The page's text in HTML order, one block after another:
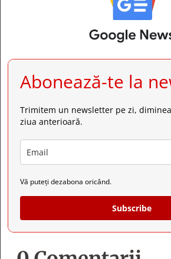
Abonează-te la
Trimitem un newsletter pe zi,
ziua anterioară.
Vă puteți dezabona oricând.
Subscribe